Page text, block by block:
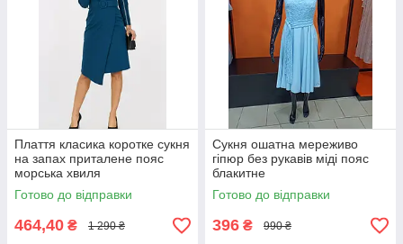
Плаття класика коротке сукня
на запах приталене пояс
морська хвиля
Готово до відправки
464,40 ₴ 1 290 ₴
Сукня ошатна мереживо
гіпюр без рукавів міді пояс
блакитне
Готово до відправки
396 ₴ 990 ₴